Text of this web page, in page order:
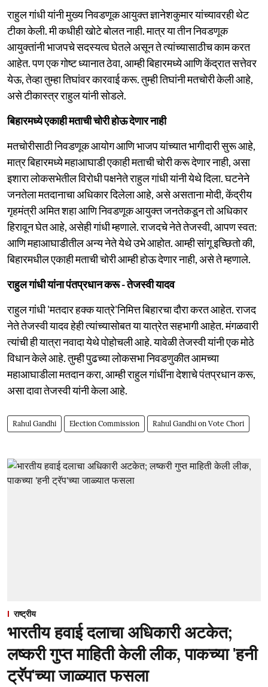
राहुल गांधी यांनी मुख्य निवडणूक आयुक्त ज्ञानेशकुमार यांच्यावरही थेट
टीका केली. मी कधीही खोटे बोलत नाही. मात्र या तीन निवडणूक
आयुक्तांनी भाजपचे सदस्यत्व घेतले असून ते त्यांच्यासाठीच काम करत
आहेत. पण एक गोष्ट ध्यानात ठेवा, आम्ही बिहारमध्ये आणि केंद्रात सत्तेवर
येऊ, तेव्हा तुम्हा तिघांवर कारवाई करू. तुम्ही तिघांनी मतचोरी केली आहे,
असे टीकास्त्र राहुल यांनी सोडले.
बिहारमध्ये एकाही मताची चोरी होऊ देणार नाही
मतचोरीसाठी निवडणूक आयोग आणि भाजप यांच्यात भागीदारी सुरू आहे,
मात्र बिहारमध्ये महाआघाडी एकाही मताची चोरी करू देणार नाही, असा
इशारा लोकसभेतील विरोधी पक्षनेते राहुल गांधी यांनी येथे दिला. घटनेने
जनतेला मतदानाचा अधिकार दिलेला आहे, असे असताना मोदी, केंद्रीय
गृहमंत्री अमित शहा आणि निवडणूक आयुक्त जनतेकडून तो अधिकार
हिरावून घेत आहे, असेही गांधी म्हणाले. राजदचे नेते तेजस्वी, आपण स्वत:
आणि महाआघाडीतील अन्य नेते येथे उभे आहोत. आम्ही सांगू इच्छितो की,
बिहारमधील एकाही मताची चोरी आम्ही होऊ देणार नाही, असे ते म्हणाले.
राहुल गांधी यांना पंतप्रधान करू - तेजस्वी यादव
राहुल गांधी 'मतदार हक्क यात्रे'निमित्त बिहारचा दौरा करत आहेत. राजद
नेते तेजस्वी यादव हेही त्यांच्यासोबत या यात्रेत सहभागी आहेत. मंगळवारी
त्यांची ही यात्रा नवादा येथे पोहोचली आहे. यावेळी तेजस्वी यांनी एक मोठे
विधान केले आहे. तुम्ही पुढच्या लोकसभा निवडणुकीत आमच्या
महाआघाडीला मतदान करा, आम्ही राहुल गांधींना देशाचे पंतप्रधान करू,
असा दावा तेजस्वी यांनी केला आहे.
Rahul Gandhi Election Commission Rahul Gandhi on Vote Chori
राष्ट्रीय
भारतीय हवाई दलाचा अधिकारी अटकेत;
लष्करी गुप्त माहिती केली लीक, पाकच्या 'हनी
ट्रॅप'च्या जाळ्यात फसला